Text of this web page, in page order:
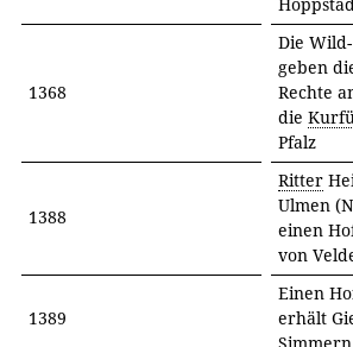
1368
Die
geben
Rechte
die
Pfalz
1388
Ritter
Ulmen
einen
von
1389
Einen
erhält